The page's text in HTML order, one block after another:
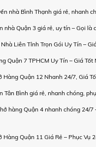
nhà Bình Thạnh giá rẻ, nhanh
nhà Quận 3 giá rẻ, uy tín – Gọi là
Liên Tỉnh Trọn Gói Uy Tín –
Quận 7 TPHCM Uy Tín – Giá Tốt
Hàng Quận 12 Nhanh 24/7, Giá
Tân Bình giá rẻ, nhanh chóng,
hàng Quận 4 nhanh chóng 24/7
Hàng Quận 11 Giá Rẻ – Phục Vụ